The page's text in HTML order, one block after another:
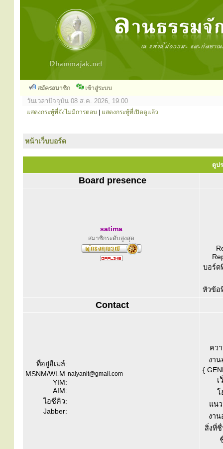
สมัครสมาชิก เข้าสู่ระบบ
วันเวลาปัจจุบัน 08 ส.ค. 2026, 19:00
แสดงกระทู้ที่ยังไม่มีการตอบ แสดงกระทู้ที่เปิดดูแล้ว
หน้าเว็บบอร์ด
ดูป
Board presence
satima
สมาชิกระดับสูงสุด
บอร์ด
หัวข้อ
Contact
ที่อยู่อีเมล์:
MSNM/WLM:naiyanit@gmail.com
YIM:
AIM:
ไอซีคิว:
Jabber:
คว
งาน
{
เ
โ
แน
งาน
สิ่งที่